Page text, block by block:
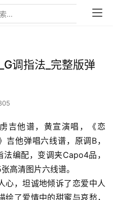
调指法_完整版弹
吉他谱，黄宣演唱，《恋
吉他弹唱六线谱，原调B，
法编配，变调夹Capo4品，
高清图片六线谱。
心，坦诚地倾诉了恋爱中人
绘了爱情中的甜蜜与哀愁，